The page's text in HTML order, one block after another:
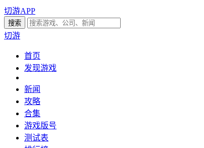
切游APP
切游
首页
发现游戏
新闻
攻略
合集
游戏版号
测试表